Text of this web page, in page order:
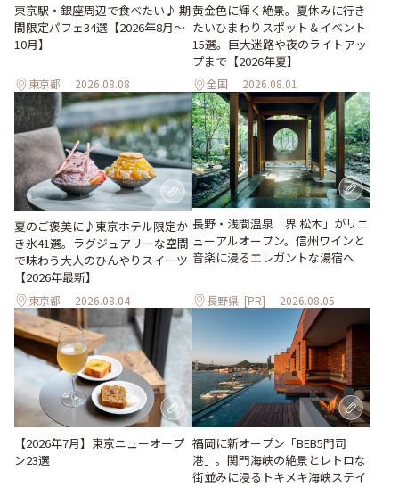
東京駅・銀座周辺で食べたい♪ 期
間限定パフェ34選【2026年8月～
10月】
東京都 2026.08.08
黄金色に輝く絶景。夏休みに行き
たいひまわりスポット＆イベント
15選。巨大迷路や夜のライトアッ
プまで【2026年夏】
全国 2026.08.01
夏のご褒美に♪東京ホテル限定か
き氷41選。ラグジュアリーな空間
で味わう大人のひんやりスイーツ
【2026年最新】
東京都 2026.08.04
長野・浅間温泉「界 松本」がリニ
ューアルオープン。信州ワインと
音楽に浸るエレガントな湯宿へ
長野県 [PR] 2026.08.05
【2026年7月】東京ニューオープ
ン23選
福岡に新オープン「BEB5門司
港」。関門海峡の絶景とレトロな
街並みに浸るトキメキ海峡ステイ